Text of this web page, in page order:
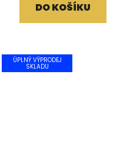
DO KOŠÍKU
ÚPLNÝ VÝPRODEJ
SKLADU